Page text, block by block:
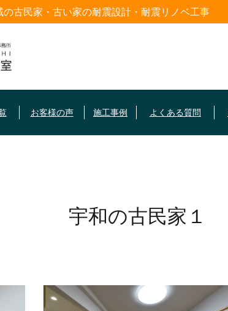
古民家・古い家の耐震設計・耐震リノベ工事
お客様の声 施工事例 よくある質問
宇和の古民家１